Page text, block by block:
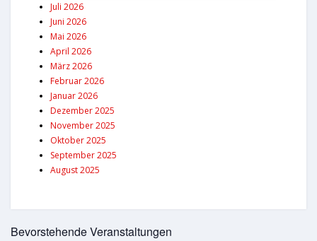
Juli 2026
Juni 2026
Mai 2026
April 2026
März 2026
Februar 2026
Januar 2026
Dezember 2025
November 2025
Oktober 2025
September 2025
August 2025
Bevorstehende Veranstaltungen